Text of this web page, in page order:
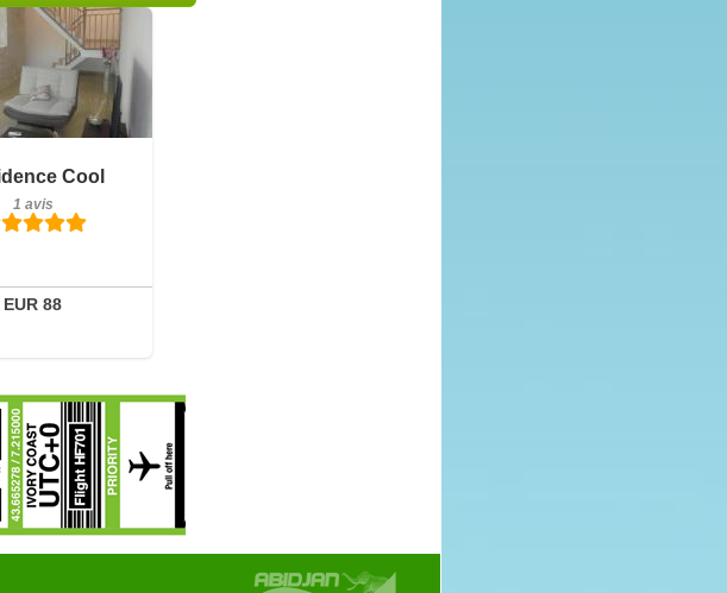
Cool
1 avis
EUR 88
1 avis